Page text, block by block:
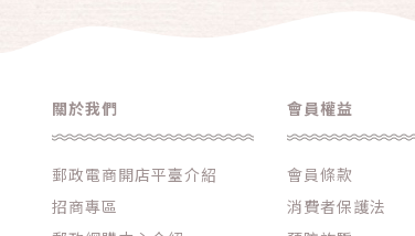
關於我們
郵政電商開店平臺介紹
招商專區
會員權益
會員條款
消費者保護法